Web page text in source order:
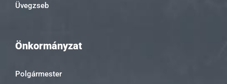
Üvegzseb
Önkormányzat
Polgármester